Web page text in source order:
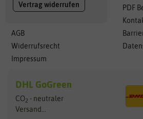
Vertrag widerrufen
AGB
Widerrufsrecht
Impressum
PDF
DHL GoGreen
CO2 - neutraler
Versand...